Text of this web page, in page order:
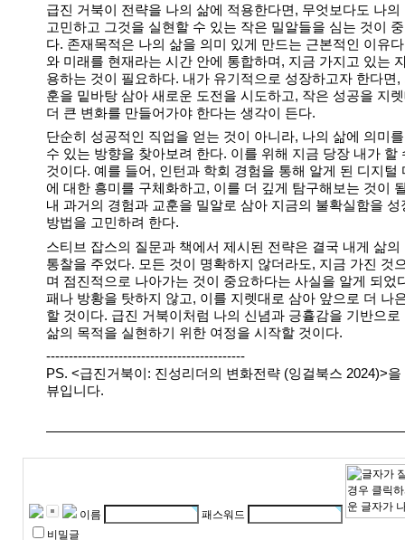
급진 거북이 전략을 나의 삶에 적용한다면, 무엇보다도 나
고민하고 그것을 실현할 수 있는 작은 밀알들을 심는 것이
다. 존재목적은 나의 삶을 의미 있게 만드는 근본적인 이유
와 미래를 현재라는 시간 안에 통합하며, 지금 가지고 있는
용하는 것이 필요하다. 내가 유기적으로 성장하고자 한다면
훈을 밑바탕 삼아 새로운 도전을 시도하고, 작은 성공을 지
더 큰 변화를 만들어가야 한다는 생각이 든다.
단순히 성공적인 직업을 얻는 것이 아니라, 나의 삶에 의미
수 있는 방향을 찾아보려 한다. 이를 위해 지금 당장 내가 할
것이다. 예를 들어, 인턴과 학회 경험을 통해 알게 된 디지털
에 대한 흥미를 구체화하고, 이를 더 깊게 탐구해보는 것이
내 과거의 경험과 교훈을 밀알로 삼아 지금의 불확실함을
방법을 고민하려 한다.
스티브 잡스의 질문과 책에서 제시된 전략은 결국 내게 삶
통찰을 주었다. 모든 것이 명확하지 않더라도, 지금 가진 것
며 점진적으로 나아가는 것이 중요하다는 사실을 알게 되었
패나 방황을 탓하지 않고, 이를 지렛대로 삼아 앞으로 더 나
할 것이다. 급진 거북이처럼 나의 신념과 긍휼감을 기반으
삶의 목적을 실현하기 위한 여정을 시작할 것이다.
‐---------‐---------------------------------
PS. <급진거북이: 진성리더의 변화전략 (잉걸북스 2024)>
뷰입니다.
이름
패스워드
비밀글